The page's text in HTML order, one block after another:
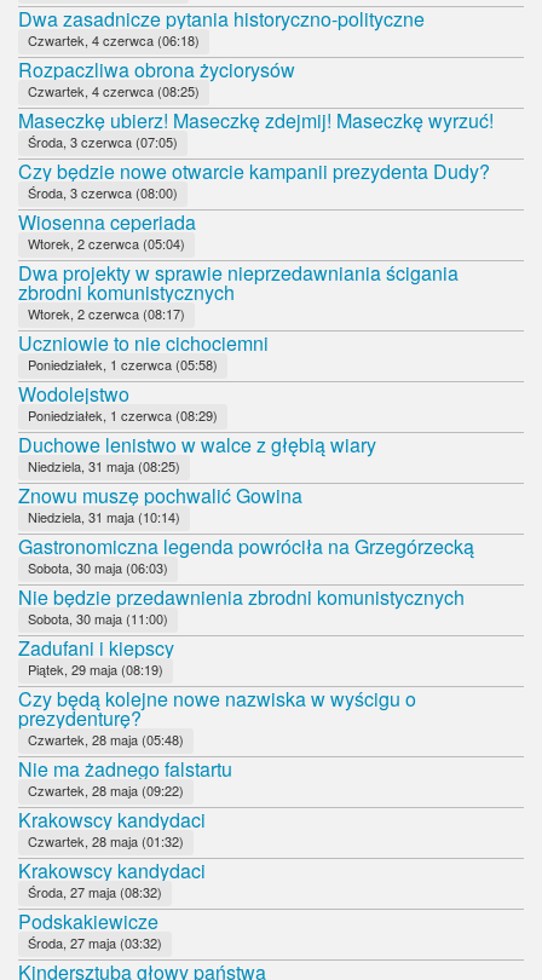
Dwa zasadnicze pytania historyczno-polityczne
Czwartek, 4 czerwca (06:18)
Rozpaczliwa obrona życiorysów
Czwartek, 4 czerwca (08:25)
Maseczkę ubierz! Maseczkę zdejmij! Maseczkę wyrzuć!
Środa, 3 czerwca (07:05)
Czy będzie nowe otwarcie kampanii prezydenta Dudy?
Środa, 3 czerwca (08:00)
Wiosenna ceperiada
Wtorek, 2 czerwca (05:04)
Dwa projekty w sprawie nieprzedawniania ścigania
zbrodni komunistycznych
Wtorek, 2 czerwca (08:17)
Uczniowie to nie cichociemni
Poniedziałek, 1 czerwca (05:58)
Wodolejstwo
Poniedziałek, 1 czerwca (08:29)
Duchowe lenistwo w walce z głębią wiary
Niedziela, 31 maja (08:25)
Znowu muszę pochwalić Gowina
Niedziela, 31 maja (10:14)
Gastronomiczna legenda powróciła na Grzegórzecką
Sobota, 30 maja (06:03)
Nie będzie przedawnienia zbrodni komunistycznych
Sobota, 30 maja (11:00)
Zadufani i kiepscy
Piątek, 29 maja (08:19)
Czy będą kolejne nowe nazwiska w wyścigu o
prezydenturę?
Czwartek, 28 maja (05:48)
Nie ma żadnego falstartu
Czwartek, 28 maja (09:22)
Krakowscy kandydaci
Czwartek, 28 maja (01:32)
Krakowscy kandydaci
Środa, 27 maja (08:32)
Podskakiewicze
Środa, 27 maja (03:32)
Kindersztuba głowy państwa